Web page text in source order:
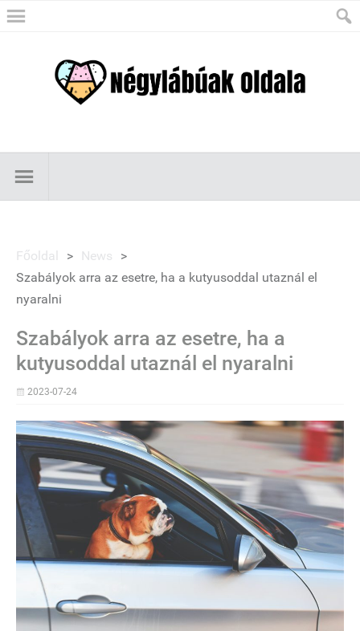
Főoldal > News
>
Szabályok arra az esetre, ha a kutyusoddal utaznál el
nyaralni
Szabályok arra az esetre, ha a
kutyusoddal utaznál el nyaralni
2023-07-24